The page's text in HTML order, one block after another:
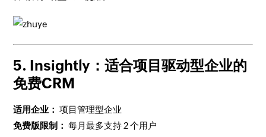
5. Insightly：适合项目驱动型企业的
免费CRM
适用企业： 项目管理型企业
免费版限制： 每月最多支持 2 个用户